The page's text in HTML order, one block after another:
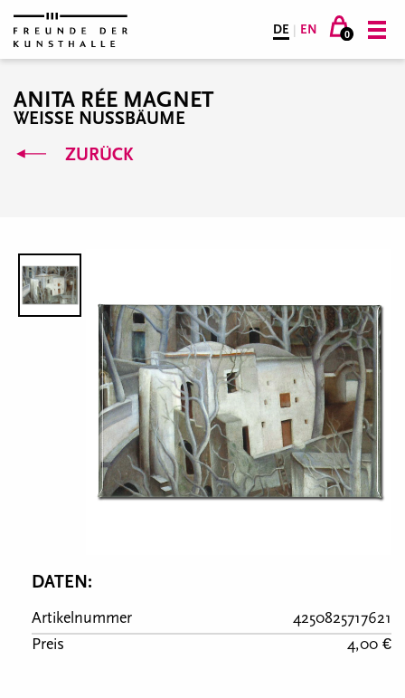
DE | EN 0
ANITA RÉE MAGNET
WEISSE NUSSBÄUME
ZURÜCK
DATEN:
Artikelnummer
4250825717621
Preis
4,00 €